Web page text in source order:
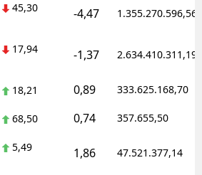
45,30 -4,47 1.355.270.596,56
17,94 -1,37 2.634.410.311,19
18,21 0,89 333.625.168,70
68,50 0,74 357.655,50
5,49 1,86 47.521.377,14